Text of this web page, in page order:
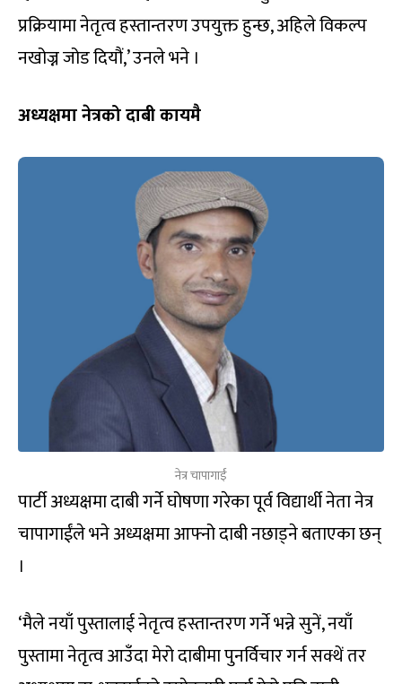
प्रक्रियामा नेतृत्व हस्तान्तरण उपयुक्त हुन्छ, अहिले विकल्प
नखोज्न जोड दियौं,’ उनले भने ।
अध्यक्षमा नेत्रको दाबी कायमै
नेत्र चापागाईं
पार्टी अध्यक्षमा दाबी गर्ने घोषणा गरेका पूर्व विद्यार्थी नेता नेत्र
चापागाईंले भने अध्यक्षमा आफ्नो दाबी नछाड्ने बताएका छन्
।
‘मैले नयाँ पुस्तालाई नेतृत्व हस्तान्तरण गर्ने भन्ने सुनें, नयाँ
पुस्तामा नेतृत्व आउँदा मेरो दाबीमा पुनर्विचार गर्न सक्थें तर